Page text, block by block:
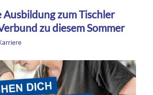
zum Tischler
zu diesem Sommer